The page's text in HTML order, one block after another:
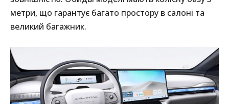
метри, що гарантує багато простору в салоні та
великий багажник.